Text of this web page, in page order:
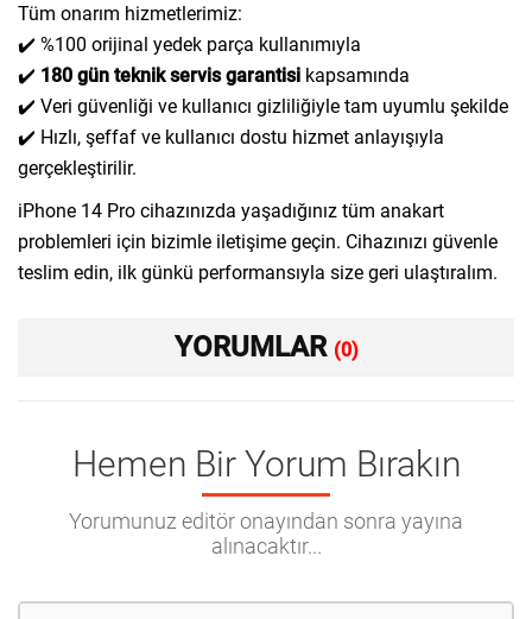
Tüm onarım hizmetlerimiz:
✔️ %100 orijinal yedek parça kullanımıyla
✔️ 180 gün teknik servis garantisi kapsamında
✔️ Veri güvenliği ve kullanıcı gizliliğiyle tam uyumlu şekilde
✔️ Hızlı, şeffaf ve kullanıcı dostu hizmet anlayışıyla
gerçekleştirilir.
iPhone 14 Pro cihazınızda yaşadığınız tüm anakart
problemleri için bizimle iletişime geçin. Cihazınızı güvenle
teslim edin, ilk günkü performansıyla size geri ulaştıralım.
YORUMLAR (0)
Hemen Bir Yorum Bırakın
Yorumunuz editör onayından sonra yayına
alınacaktır...